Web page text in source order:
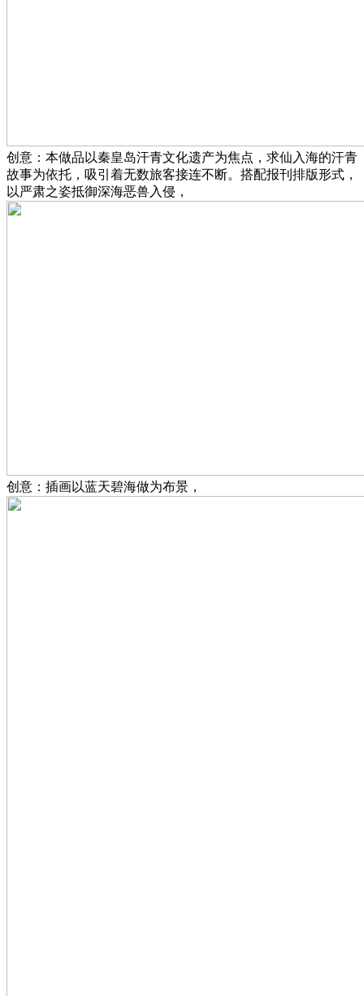
创意：本做品以秦皇岛汗青文化遗产为焦点，求仙入海的汗青
故事为依托，吸引着无数旅客接连不断。搭配报刊排版形式，
以严肃之姿抵御深海恶兽入侵，
创意：插画以蓝天碧海做为布景，